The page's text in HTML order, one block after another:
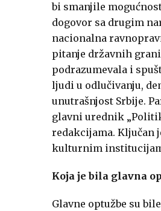
bi smanjile
dogovor sa drugim
nacionalna
pitanje državnih
podrazumevala i
ljudi u odlučivanju,
unutrašnjost Srbije.
glavni urednik
redakcijama. Ključan
kulturnim
Koja je bila glavna
Glavne optužbe su